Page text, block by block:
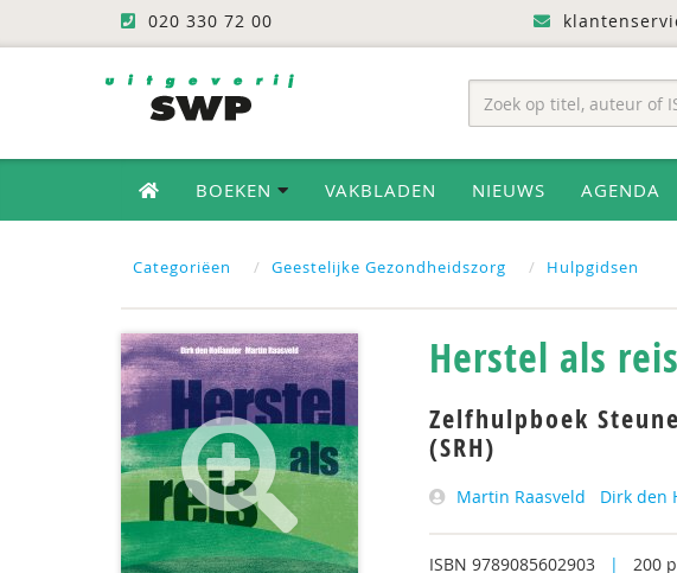
020 330 72 00
BOEKEN VAKBLADEN NIEUWS AGENDA
Categoriëen Geestelijke Gezondheidszorg Hulpgidsen
Herstel als reis
Zelfhulpboek
(SRH)
Martin Raasveld Dirk den
ISBN 9789085602903 | 200